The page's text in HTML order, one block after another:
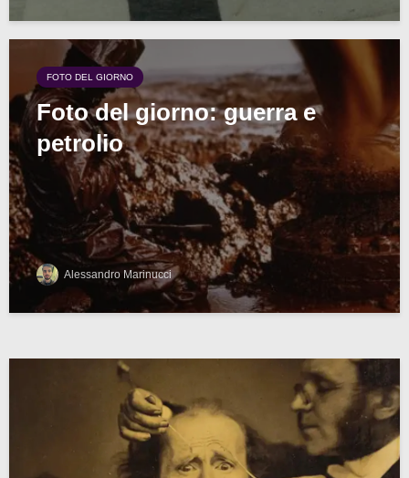
FOTO DEL GIORNO
Foto del giorno: guerra e
petrolio
Alessandro Marinucci